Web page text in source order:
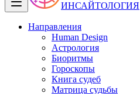
ИНСАЙТОЛОГИЯ
Направления
Human Design
Астрология
Биоритмы
Гороскопы
Книга судеб
Матрица судьбы